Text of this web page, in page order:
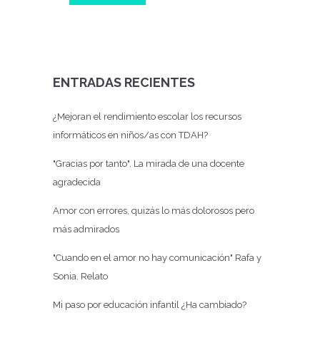
ENTRADAS RECIENTES
¿Mejoran el rendimiento escolar los recursos
informáticos en niños/as con TDAH?
"Gracias por tanto". La mirada de una docente
agradecida
Amor con errores, quizás lo más dolorosos pero
más admirados
"Cuando en el amor no hay comunicación" Rafa y
Sonia. Relato
Mi paso por educación infantil ¿Ha cambiado?